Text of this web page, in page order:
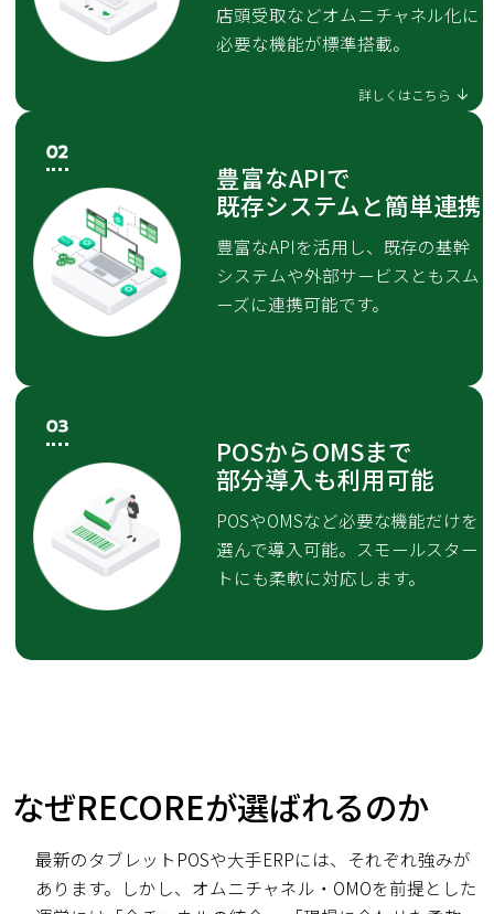
店頭受取などオムニチャネル化に
必要な機能が標準搭載。
詳しくはこちら
豊富なAPIで
既存システムと簡単連携
豊富なAPIを活用し、既存の基幹
システムや外部サービスともスム
ーズに連携可能です。
POSからOMSまで
部分導入も利用可能
POSやOMSなど必要な機能だけを
選んで導入可能。スモールスター
トにも柔軟に対応します。
なぜRECOREが選ばれるのか
最新のタブレットPOSや大手ERPには、それぞれ強みが
あります。しかし、オムニチャネル・OMOを前提とした